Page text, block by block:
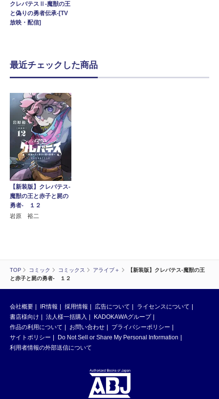
TOP コミック コミックス アライブ＋
【新装版】クレバテス-魔獣の王
と赤子と屍の勇者- １２
クレバテスⅡ-魔獣の王
と偽りの勇者伝承-[TV
放映・配信]
最近チェックした商品
【新装版】クレバテス-
魔獣の王と赤子と屍の
勇者- １２
岩原 裕二
会社概要 IR情報 採用情報 広告について
ライセンスについて
書店様向け
法人様一括購入
KADOKAWAグループ
作品の利用について
お問い合わせ
プライバシーポリシー
サイトポリシー
Do Not Sell or Share My Personal Information
利用者情報の外部送信について